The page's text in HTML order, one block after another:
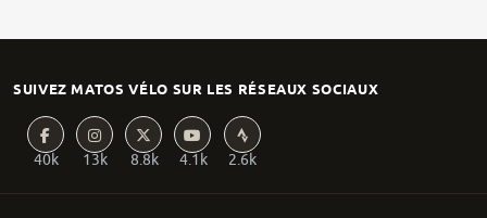
SUIVEZ MATOS VÉLO SUR LES RÉSEAUX SOCIAUX
40k 13k 8.8k 4.1k 2.6k